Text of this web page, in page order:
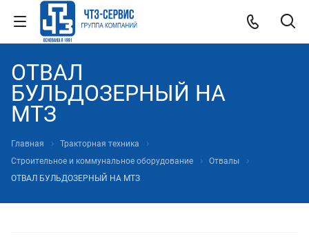
ОТВАЛ
БУЛЬДОЗЕРНЫЙ НА
МТЗ
Главная
Тракторная техника
Строительное и коммунальное оборудование
Отвалы
ОТВАЛ БУЛЬДОЗЕРНЫЙ НА МТЗ